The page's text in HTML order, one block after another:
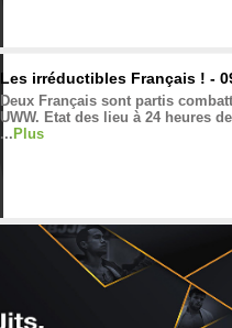
Les irréductibles Français ! -
Deux Français sont partis
UWW. Etat des lieu à 24 heures
... Plus